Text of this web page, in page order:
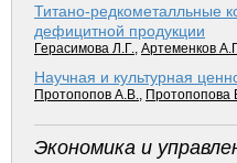
Титано-редкометалльные
дефицитной продукции
Герасимова Л.Г., Артеменков
Научная и культурная
Протопопов А.В., Протопопова
Экономика и